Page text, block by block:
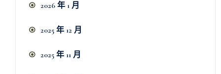
2026 年 1 月
2025 年 12 月
2025 年 11 月